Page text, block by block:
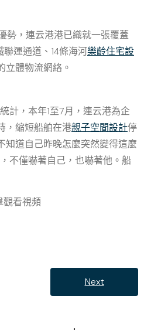
勢，連云港港已織就一張覆蓋
運通道、14條海河樂齡住宅設
立體物流網絡。
計，本年1至7月，連云港為企
，縮短船舶在港親子空間設計停
道自己昨晚怎麼突然變得這麼
不僅嚇著自己，也嚇著他。船
觀看視頻
Next